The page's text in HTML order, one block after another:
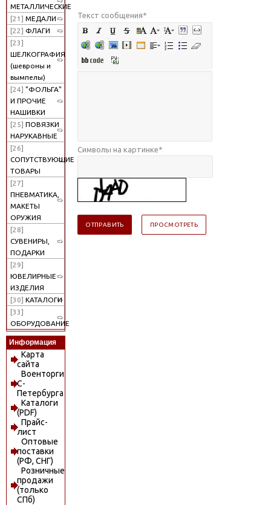
МЕТАЛЛИЧЕСКИЕ
[21] МЕДАЛИ
[22] ФЛАГИ
[23]
ШЕЛКОГРАФИЯ
(шевроны и
вымпелы)
[24] "ФОЛЬГА"
И ПРОЧИЕ
НАШИВКИ
[25] ПОВЯЗКИ
НАРУКАВНЫЕ
[26]
СОПУТСТВУЮЩИЕ
ТОВАРЫ
[27]
ПНЕВМАТИКА,
МАКЕТЫ
ОРУЖИЯ
[28]
СУВЕНИРЫ,
ПОДАРКИ
[29]
ЮВЕЛИРНЫЕ
ИЗДЕЛИЯ
[30] КАТАЛОГИ
[33]
ОБОРУДОВАНИЕ
Информация
Карта
сайта
Военторги
С-
Петербурга
Каталоги
(PDF)
Прайс-
лист
Оптовые
поставки
(РФ, СНГ)
Розничные
продажи
(только
СПб)
Текст сообщения*
Символы на картинке*